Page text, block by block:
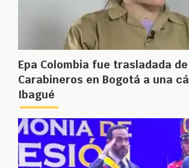
Epa Colombia fue trasladada de
Carabineros en Bogotá a una
Ibagué